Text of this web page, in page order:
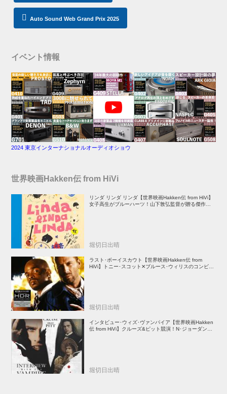
Auto Sound Web Grand Prix 2025
イベント情報
2024 東京インターナショナルオーディオショウ
世界映画Hakken伝 from HiVi
リンダ リンダ リンダ【世界映画Hakken伝 from HiVi】
女子高生がブルーハーツ！山下敦弘監督が贈る傑作青春
堀切日出晴
ラスト･ボーイスカウト【世界映画Hakken伝 from
HiVi】トニー･スコット✕ブルース･ウィリスのコンビが
堀切日出晴
インタビュー･ウィズ･ヴァンパイア【世界映画Hakken
伝 from HiVi】クルーズ&ピット競演！N･ジョーダン監
堀切日出晴